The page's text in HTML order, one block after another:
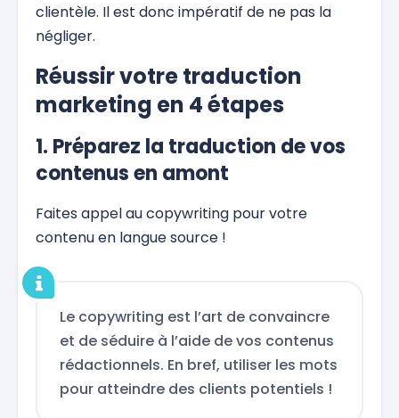
clientèle. Il est donc impératif de ne pas la
négliger.
Réussir votre traduction
marketing en 4 étapes
1. Préparez la traduction de vos
contenus en amont
Faites appel au copywriting pour votre
contenu en langue source !
Le copywriting est l’art de convaincre
et de séduire à l’aide de vos contenus
rédactionnels. En bref, utiliser les mots
pour atteindre des clients potentiels !